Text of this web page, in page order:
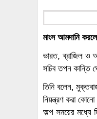
মাংস আমদানি
ভারত, ব্রাজিল ও
সচিব তপন কান্তি
তিনি বলেন,
নিয়ন্ত্রণ করা
অল্প সময়ের মধ্যে